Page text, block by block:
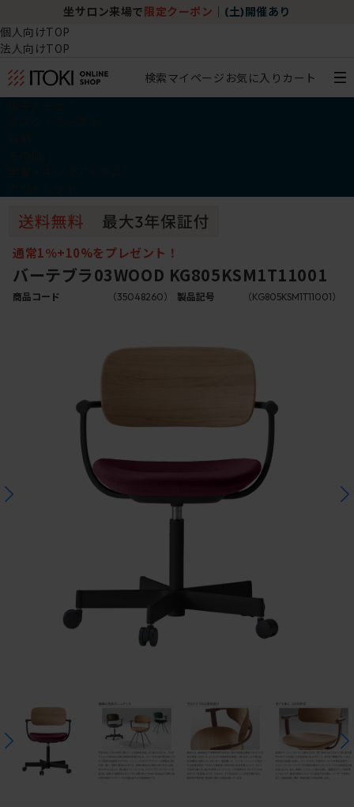
坐サロン来場で 限定クーポン (土)開催あり
個人向けTOP
法人向けTOP
検索マイページ お気に入り カート
通常1％+10%をプレゼント！
バーテブラ03WOOD KG805KSM1T11001
商品コード （35048260） 製品記号 （KG805KSM1T11001）